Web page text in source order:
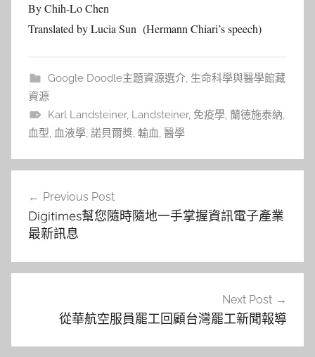
By Chih-Lo Chen
Translated by Lucia Sun (Hermann Chiari’s speech)
Google Doodle主題資源選介, 生命科學與醫學館藏
資源
Karl Landsteiner, Landsteiner, 免疫學, 蘭德施泰納,
血型, 血液學, 諾貝爾獎, 輸血, 醫學
導
覽
Previous Post
Digitimes幫您隨時隨地一手掌握資訊電子產業
最新訊息
Next Post
從華航空服員罷工回顧台灣罷工新聞報導